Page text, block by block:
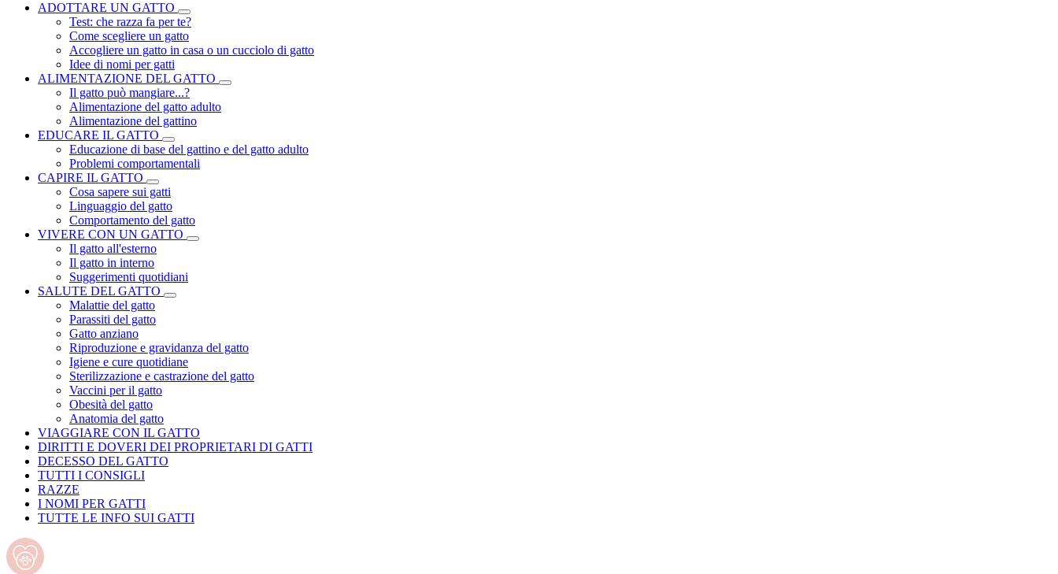
ADOTTARE UN GATTO
Test: che razza fa per te?
Come scegliere un gatto
Accogliere un gatto in casa o un cucciolo di gatto
Idee di nomi per gatti
ALIMENTAZIONE DEL GATTO
Il gatto può mangiare...?
Alimentazione del gatto adulto
Alimentazione del gattino
EDUCARE IL GATTO
Educazione di base del gattino e del gatto adulto
Problemi comportamentali
CAPIRE IL GATTO
Cosa sapere sui gatti
Linguaggio del gatto
Comportamento del gatto
VIVERE CON UN GATTO
Il gatto all'esterno
Il gatto in interno
Suggerimenti quotidiani
SALUTE DEL GATTO
Malattie del gatto
Parassiti del gatto
Gatto anziano
Riproduzione e gravidanza del gatto
Igiene e cure quotidiane
Sterilizzazione e castrazione del gatto
Vaccini per il gatto
Obesità del gatto
Anatomia del gatto
VIAGGIARE CON IL GATTO
DIRITTI E DOVERI DEI PROPRIETARI DI GATTI
DECESSO DEL GATTO
TUTTI I CONSIGLI
RAZZE
I NOMI PER GATTI
TUTTE LE INFO SUI GATTI